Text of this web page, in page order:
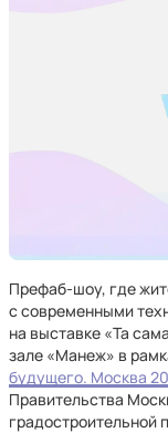
Префаб-шоу, где
с современными
на выставке «Та
зале «Манеж» в
будущего. Москва
Правительства
градостроительной